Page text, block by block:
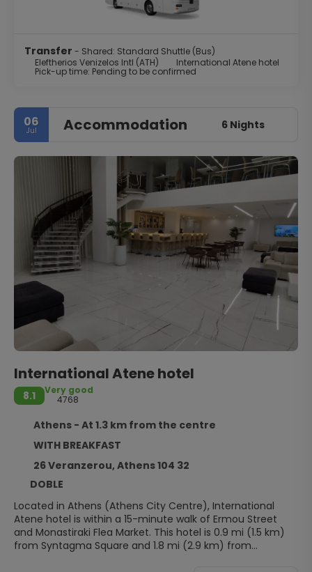
Transfer - Shared: Standard Shuttle (Bus)
Eleftherios Venizelos Intl (ATH)
International Atene hotel
Pick-up time: Pending to be confirmed
06
Jul Accommodation 6 Nights
International Atene hotel
8.1
Very good
4768
Athens - At 1.3 km from the centre
WITH BREAKFAST
26 Veranzerou, Athens 104 32
DOBLE
Located in Athens (Athens City Centre), International
Atene hotel is within a 15-minute walk of Ermou Street
and Monastiraki Flea Market. This hotel is 0.9 mi (1.5 km)
from Syntagma Square and 1.8 mi (2.9 km) from